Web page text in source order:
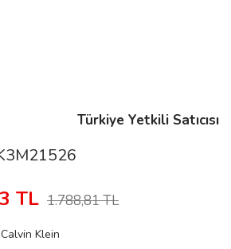
Türkiye Yetkili Satıcısı
TL 1.788,81 TL
Calvin Klein